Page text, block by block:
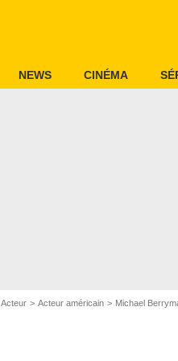
NEWS CINÉMA
Acteur Acteur américain Michael